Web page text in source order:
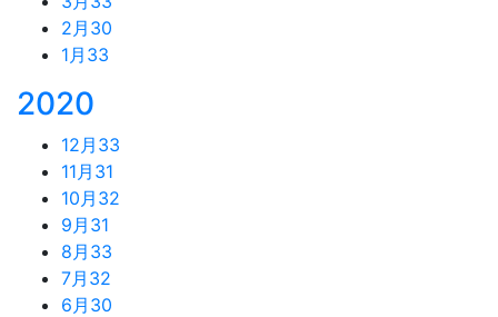
2月 30
1月 33
2020
12月 33
11月 31
10月 32
9月 31
8月 33
7月 32
6月 30